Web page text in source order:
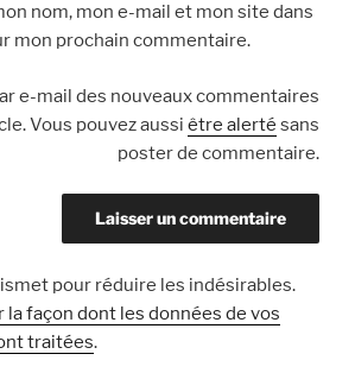
nom, mon e-mail et mon site dans
mon prochain commentaire.
e-mail des nouveaux commentaires
Vous pouvez aussi être alerté sans
poster de commentaire.
pour réduire les indésirables.
la façon dont les données de vos
traitées.